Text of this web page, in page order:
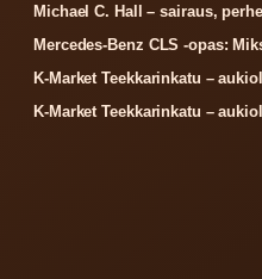
Michael C. Hall – sairaus,
Mercedes-Benz CLS -opas:
K-Market Teekkarinkatu –
K-Market Teekkarinkatu –